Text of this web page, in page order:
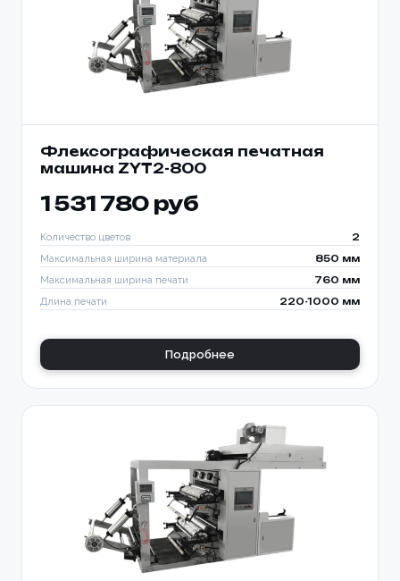
Флексографическая печатная
машина ZYT2-800
1 531 780 руб
Количество цветов 2
Максимальная ширина материала 850 мм
Максимальная ширина печати 760 мм
Длина печати 220-1000 мм
Подробнее